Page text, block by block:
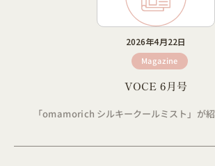
2026年4月22日
Magazine
VOCE 6月号
「omamorich シルキークールミスト」が